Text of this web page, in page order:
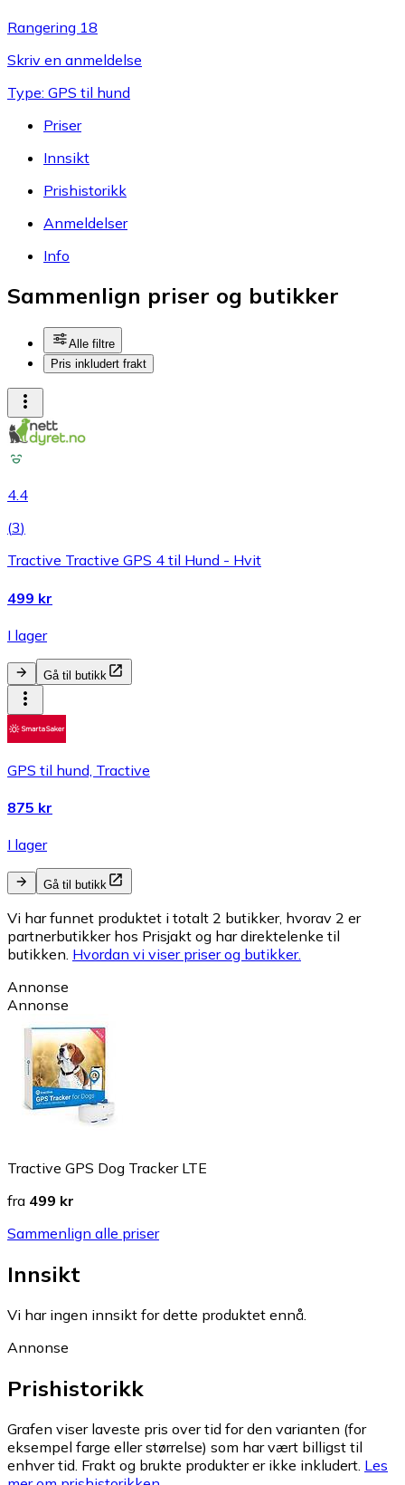
Rangering 18
Skriv en anmeldelse
Type: GPS til hund
Priser
Innsikt
Prishistorikk
Anmeldelser
Info
Sammenlign priser og butikker
Alle filtre
Pris inkludert frakt
4.4
(3)
Tractive Tractive GPS 4 til Hund - Hvit
499 kr
I lager
Gå til butikk
GPS til hund, Tractive
875 kr
I lager
Gå til butikk
Vi har funnet produktet i totalt 2 butikker, hvorav 2 er
partnerbutikker hos Prisjakt og har direktelenke til
butikken. Hvordan vi viser priser og butikker.
Annonse
Annonse
Tractive GPS Dog Tracker LTE
fra 499 kr
Sammenlign alle priser
Innsikt
Vi har ingen innsikt for dette produktet ennå.
Annonse
Prishistorikk
Grafen viser laveste pris over tid for den varianten (for
eksempel farge eller størrelse) som har vært billigst til
enhver tid. Frakt og brukte produkter er ikke inkludert. Les